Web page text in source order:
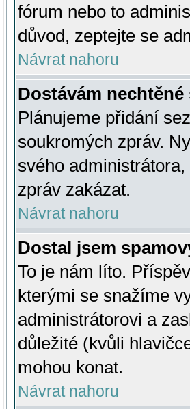
fórum nebo to
důvod, zeptejte se
Návrat nahoru
Dostávám
Plánujeme přidání
soukromých zpráv.
svého
zpráv zakázat.
Návrat nahoru
Dostal jsem
To je nám líto.
kterými se snažíme
administrátorovi a
důležité (kvůli
mohou konat.
Návrat nahoru